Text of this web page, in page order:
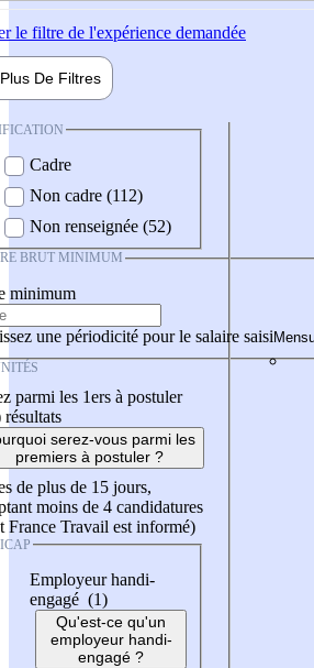
le filtre de l'expérience demandée
Plus De Filtres
Cadre
Non cadre (112)
Non renseignée (52)
BRUT MINIMUM
minimum
une périodicité pour le salaire saisi
parmi les 1ers à postuler
résultats
serez-vous parmi les
premiers à postuler ?
de plus de 15 jours,
moins de 4 candidatures
France Travail est informé)
Employeur handi-
engagé (1)
Qu'est-ce qu'un
employeur handi-
engagé ?